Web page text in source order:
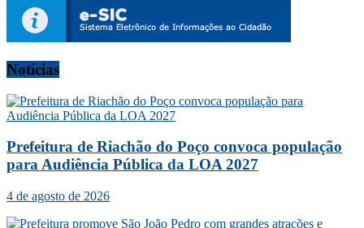
Notícias
Prefeitura de Riachão do Poço convoca população
para Audiência Pública da LOA 2027
4 de agosto de 2026